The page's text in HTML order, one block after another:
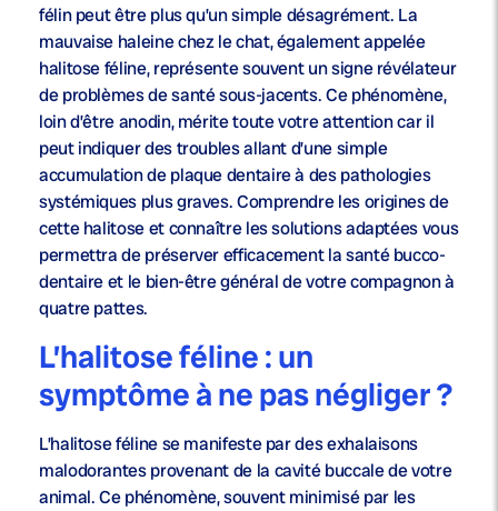
félin peut être plus qu’un simple désagrément. La
mauvaise haleine chez le chat, également appelée
halitose féline, représente souvent un signe révélateur
de problèmes de santé sous-jacents. Ce phénomène,
loin d’être anodin, mérite toute votre attention car il
peut indiquer des troubles allant d’une simple
accumulation de plaque dentaire à des pathologies
systémiques plus graves. Comprendre les origines de
cette halitose et connaître les solutions adaptées vous
permettra de préserver efficacement la santé bucco-
dentaire et le bien-être général de votre compagnon à
quatre pattes.
L’halitose féline : un
symptôme à ne pas négliger ?
L’halitose féline se manifeste par des exhalaisons
malodorantes provenant de la cavité buccale de votre
animal. Ce phénomène, souvent minimisé par les